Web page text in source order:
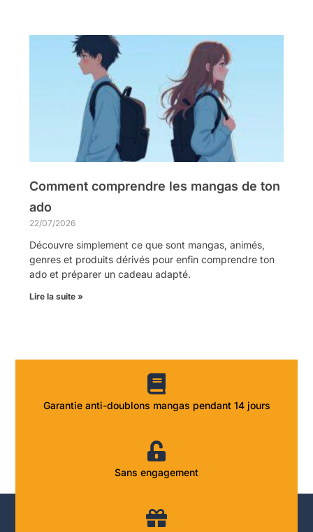
Comment comprendre les mangas de ton
ado
22/07/2026
Découvre simplement ce que sont mangas, animés,
genres et produits dérivés pour enfin comprendre ton
ado et préparer un cadeau adapté.
Lire la suite »
Garantie anti-doublons mangas pendant 14 jours
Sans engagement